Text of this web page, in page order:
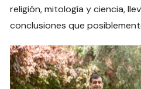
religión, mitología y ciencia,
conclusiones que